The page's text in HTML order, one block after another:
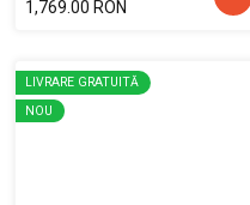
1,769.00 RON
LIVRARE GRATUITĂ
NOU